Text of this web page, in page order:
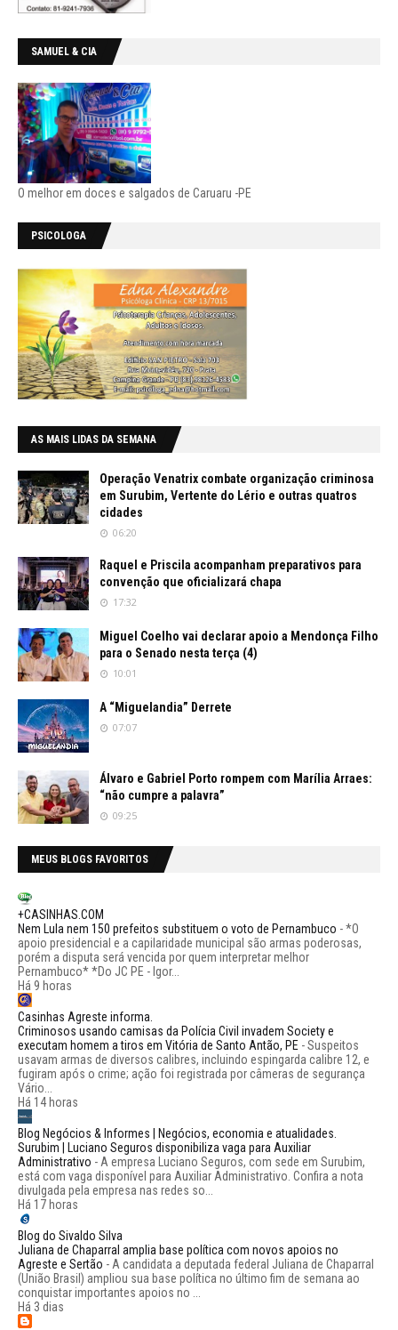
SAMUEL & CIA
O melhor em doces e salgados de Caruaru -PE
PSICOLOGA
AS MAIS LIDAS DA SEMANA
Operação Venatrix combate organização criminosa
em Surubim, Vertente do Lério e outras quatros
cidades
06:20
Raquel e Priscila acompanham preparativos para
convenção que oficializará chapa
17:32
Miguel Coelho vai declarar apoio a Mendonça Filho
para o Senado nesta terça (4)
10:01
A “Miguelandia” Derrete
07:07
Álvaro e Gabriel Porto rompem com Marília Arraes:
“não cumpre a palavra”
09:25
MEUS BLOGS FAVORITOS
+CASINHAS.COM
Nem Lula nem 150 prefeitos substituem o voto de Pernambuco -*O
apoio presidencial e a capilaridade municipal são armas poderosas,
porém a disputa será vencida por quem interpretar melhor
Pernambuco* *Do JC PE - Igor...
Há 9 horas
Casinhas Agreste informa.
Criminosos usando camisas da Polícia Civil invadem Society e
executam homem a tiros em Vitória de Santo Antão, PE -Suspeitos
usavam armas de diversos calibres, incluindo espingarda calibre 12, e
fugiram após o crime; ação foi registrada por câmeras de segurança
Vário...
Há 14 horas
Blog Negócios & Informes | Negócios, economia e atualidades.
Surubim | Luciano Seguros disponibiliza vaga para Auxiliar
Administrativo - A empresa Luciano Seguros, com sede em Surubim,
está com vaga disponível para Auxiliar Administrativo. Confira a nota
divulgada pela empresa nas redes so...
Há 17 horas
Blog do Sivaldo Silva
Juliana de Chaparral amplia base política com novos apoios no
Agreste e Sertão - A candidata a deputada federal Juliana de Chaparral
(União Brasil) ampliou sua base política no último fim de semana ao
conquistar importantes apoios no ...
Há 3 dias